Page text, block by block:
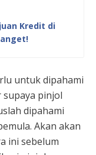
Kredit di
untuk dipahami
supaya pinjol
dipahami
Akan akan
ini sebelum